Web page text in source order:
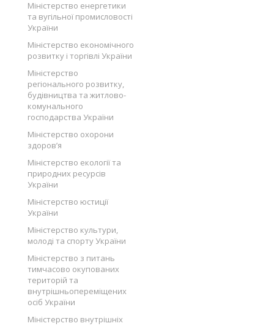
Міністерство енергетики
та вугільної промисловості
України
Міністерство економічного
розвитку і торгівлі України
Міністерство
регіонального розвитку,
будівництва та житлово-
комунального
господарства України
Міністерство охорони
здоров’я
Міністерство екології та
природних ресурсів
України
Міністерство юстиції
України
Міністерство культури,
молоді та спорту України
Міністерство з питань
тимчасово окупованих
територій та
внутрішньопереміщених
осіб України
Міністерство внутрішніх